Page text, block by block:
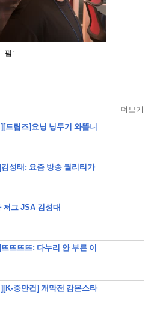
펌:
더보기
림즈]요닝 닝두기 와뜹니
성태: 요즘 방송 퀄리티가
저그 JSA 김성대
뜨뜨뜨: 다누리 안 부른 이
중만컵] 개막전 캄몬스타